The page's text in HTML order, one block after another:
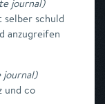
journal)
selber schuld
anzugreifen
journal)
und co